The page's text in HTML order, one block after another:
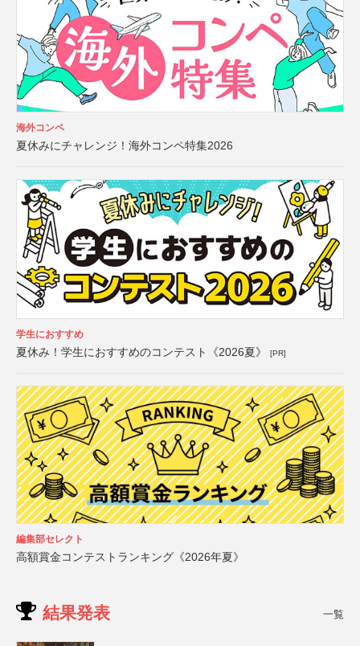
海外コンペ
夏休みにチャレンジ！海外コンペ特集2026
学生におすすめ
夏休み！学生におすすめのコンテスト《2026夏》 [PR]
編集部セレクト
高額賞金コンテストランキング《2026年夏》
結果発表 一覧